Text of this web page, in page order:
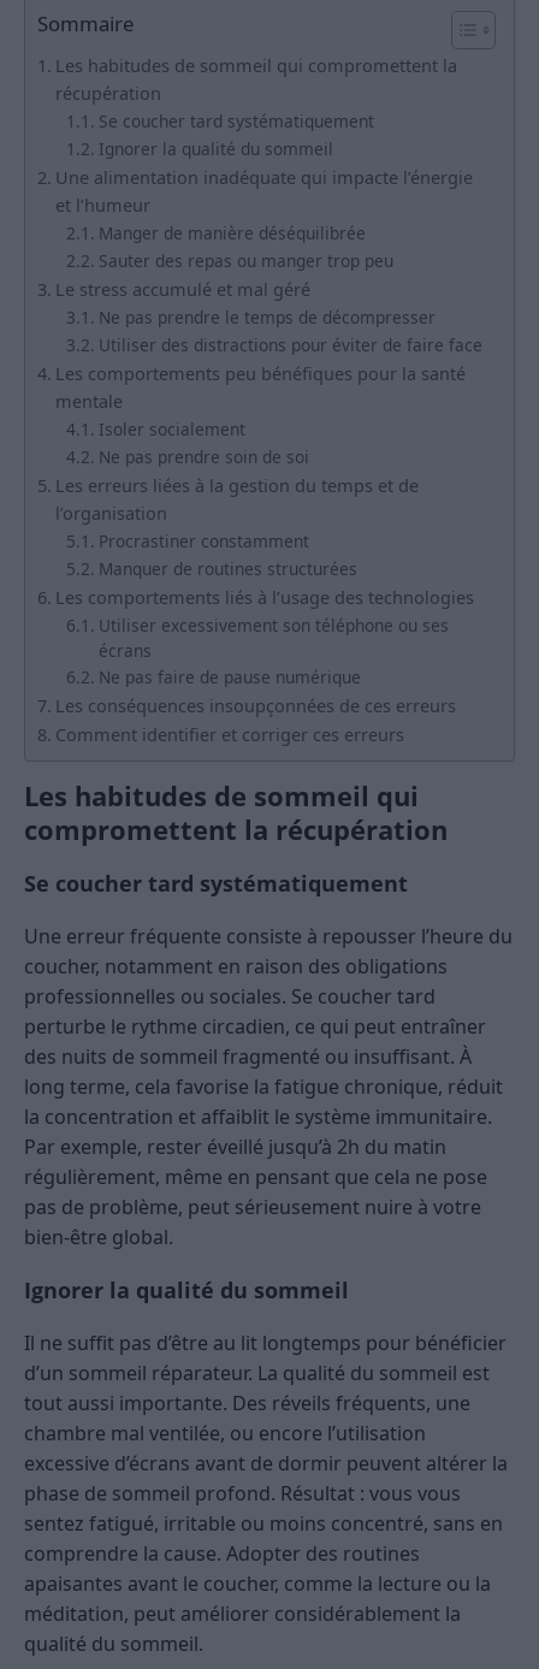
Sommaire
Les habitudes de sommeil qui compromettent la
récupération
Se coucher tard systématiquement
Ignorer la qualité du sommeil
Une alimentation inadéquate qui impacte l’énergie
et l’humeur
Manger de manière déséquilibrée
Sauter des repas ou manger trop peu
Le stress accumulé et mal géré
Ne pas prendre le temps de décompresser
Utiliser des distractions pour éviter de faire face
Les comportements peu bénéfiques pour la santé
mentale
Isoler socialement
Ne pas prendre soin de soi
Les erreurs liées à la gestion du temps et de
l’organisation
Procrastiner constamment
Manquer de routines structurées
Les comportements liés à l’usage des technologies
Utiliser excessivement son téléphone ou ses
écrans
Ne pas faire de pause numérique
Les conséquences insoupçonnées de ces erreurs
Comment identifier et corriger ces erreurs
Les habitudes de sommeil qui
compromettent la récupération
Se coucher tard systématiquement
Une erreur fréquente consiste à repousser l’heure du
coucher, notamment en raison des obligations
professionnelles ou sociales. Se coucher tard
perturbe le rythme circadien, ce qui peut entraîner
des nuits de sommeil fragmenté ou insuffisant. À
long terme, cela favorise la fatigue chronique, réduit
la concentration et affaiblit le système immunitaire.
Par exemple, rester éveillé jusqu’à 2h du matin
régulièrement, même en pensant que cela ne pose
pas de problème, peut sérieusement nuire à votre
bien-être global.
Ignorer la qualité du sommeil
Il ne suffit pas d’être au lit longtemps pour bénéficier
d’un sommeil réparateur. La qualité du sommeil est
tout aussi importante. Des réveils fréquents, une
chambre mal ventilée, ou encore l’utilisation
excessive d’écrans avant de dormir peuvent altérer la
phase de sommeil profond. Résultat : vous vous
sentez fatigué, irritable ou moins concentré, sans en
comprendre la cause. Adopter des routines
apaisantes avant le coucher, comme la lecture ou la
méditation, peut améliorer considérablement la
qualité du sommeil.